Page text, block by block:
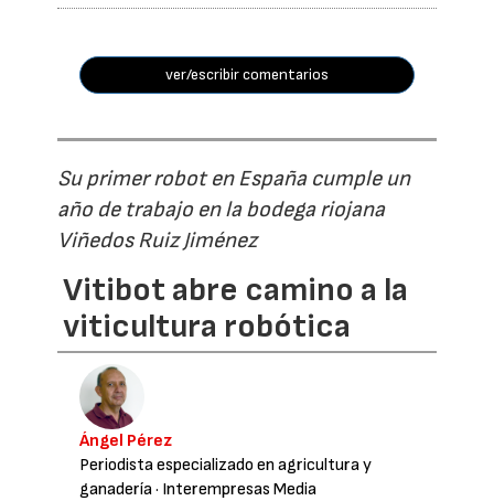
ver/escribir comentarios
Su primer robot en España cumple un
año de trabajo en la bodega riojana
Viñedos Ruiz Jiménez
Vitibot abre camino a la
viticultura robótica
Ángel Pérez
Periodista especializado en agricultura y
ganadería· Interempresas Media